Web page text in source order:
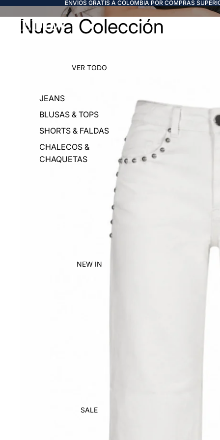
ENVÍOS GRATIS A COLOMBIA POR COMPRAS
FREDDA
VER TODO
JEANS
BLUSAS & TOPS
SHORTS & FALDAS
CHALECOS &
CHAQUETAS
NEW IN
SALE
Nueva Colección